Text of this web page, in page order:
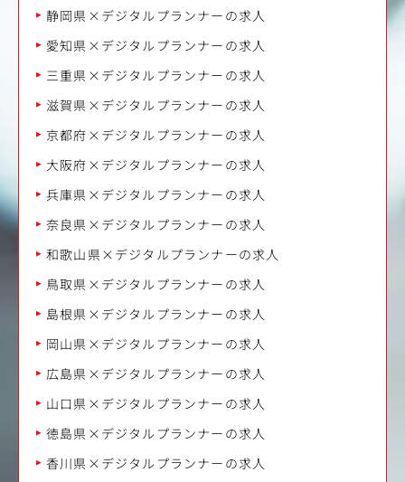
静岡県×デジタルプランナーの求人
愛知県×デジタルプランナーの求人
三重県×デジタルプランナーの求人
滋賀県×デジタルプランナーの求人
京都府×デジタルプランナーの求人
大阪府×デジタルプランナーの求人
兵庫県×デジタルプランナーの求人
奈良県×デジタルプランナーの求人
和歌山県×デジタルプランナーの求人
鳥取県×デジタルプランナーの求人
島根県×デジタルプランナーの求人
岡山県×デジタルプランナーの求人
広島県×デジタルプランナーの求人
山口県×デジタルプランナーの求人
徳島県×デジタルプランナーの求人
香川県×デジタルプランナーの求人